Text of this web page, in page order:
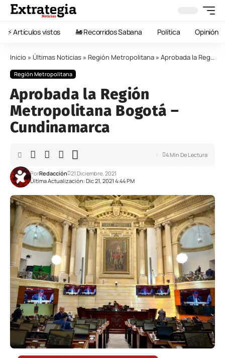
⚡️ Artículos vistos 🚂 Recorridos Sabana Política Opinión
Inicio » Últimas Noticias » Región Metropolitana » Aprobada la Región Metropolitana Bogotá – Cundinamarca
Región Metropolitana
Aprobada la Región
Metropolitana Bogotá –
Cundinamarca
Última Actualización: Dic 21, 2021 4:44 PM
PorRedacción 21 Diciembre, 2021
4 Min De Lectura